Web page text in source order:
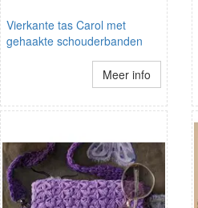
Vierkante tas Carol met
gehaakte schouderbanden
Meer info